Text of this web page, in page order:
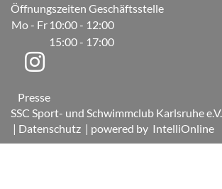
Öffnungszeiten Geschäftsstelle
Mo - Fr 10:00 - 12:00
15:00 - 17:00
Presse
SSC Sport- und Schwimmclub Karlsruhe e.V.
| Datenschutz | powered by IntelliOnline